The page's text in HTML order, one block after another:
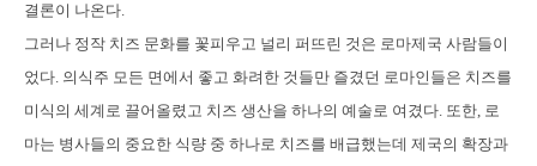
결론이 나온다.
그러나 정작 치즈 문화를 꽃피우고 널리 퍼뜨린 것은 로마제국 사람들이
었다. 의식주 모든 면에서 좋고 화려한 것들만 즐겼던 로마인들은 치즈를
미식의 세계로 끌어올렸고 치즈 생산을 하나의 예술로 여겼다. 또한, 로
마는 병사들의 중요한 식량 중 하나로 치즈를 배급했는데 제국의 확장과